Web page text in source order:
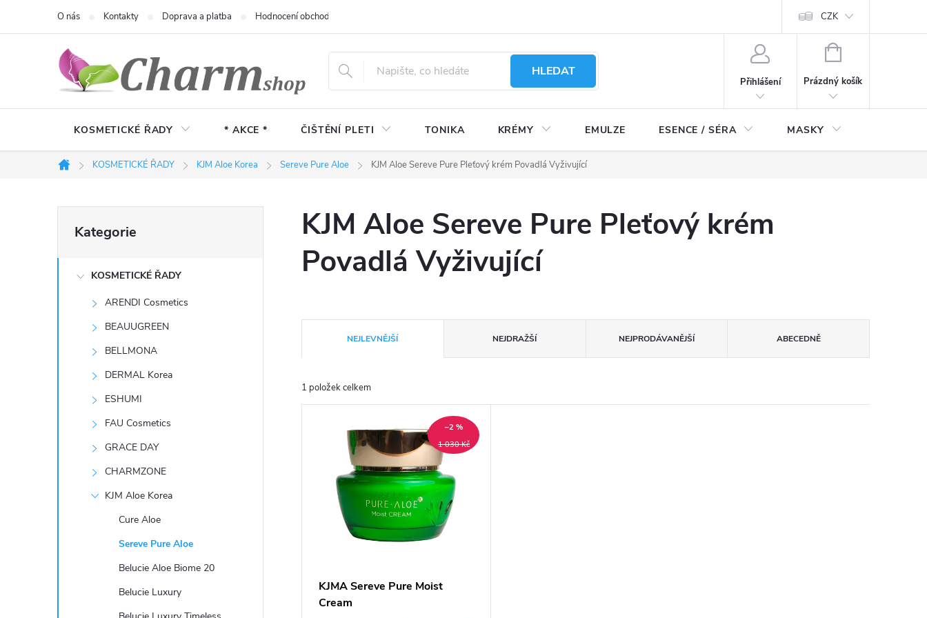
O nás Kontakty Doprava a platba Hodnocení obchodu CZK
HLEDAT
Přihlášení
NÁKUPNÍ
Prázdný košík
KOSMETICKÉ ŘADY * AKCE * ČIŠTĚNÍ PLETI TONIKA KRÉMY EMULZE ESENCE / SÉRA MASKY
Domů
KOSMETICKÉ ŘADY KJM Aloe Korea Sereve Pure Aloe KJM Aloe Sereve Pure Pleťový krém Povadlá Vyživující
o
kategorie
Kategorie
KOSMETICKÉ ŘADY
ARENDI Cosmetics
BEAUUGREEN
BELLMONA
DERMAL Korea
ESHUMI
FAU Cosmetics
GRACE DAY
CHARMZONE
KJM Aloe Korea
Cure Aloe
Sereve Pure Aloe
Belucie Aloe Biome 20
Belucie Luxury
KJM Aloe Sereve Pure Pleťový krém
Povadlá Vyživující
a
z
NEJLEVNĚJŠÍ NEJDRAŽŠÍ NEJPRODÁVANĚJŠÍ ABECEDNĚ
1 položek celkem
1 030 Kč
–2 %
KJMA Sereve Pure Moist
Cream